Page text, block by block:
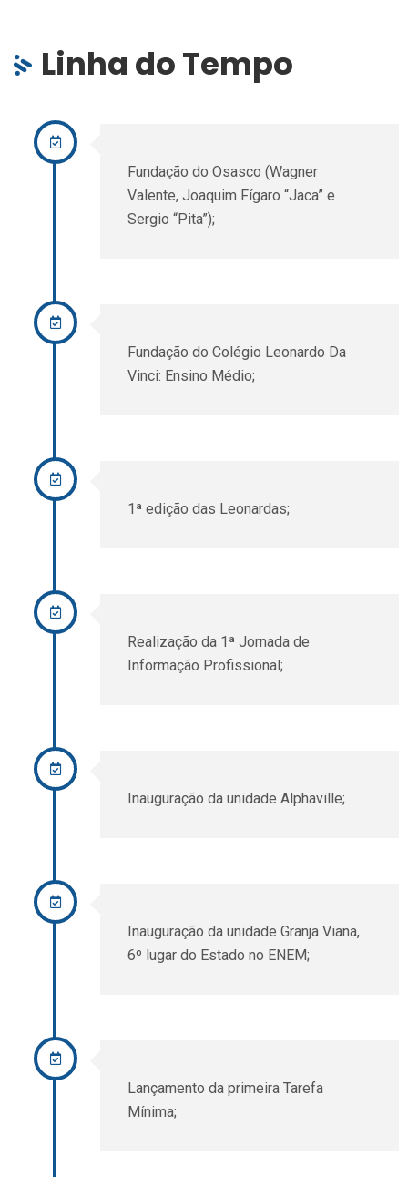
Linha do Tempo
Fundação do Osasco (Wagner
Valente, Joaquim Fígaro “Jaca” e
Sergio “Pita”);
Fundação do Colégio Leonardo Da
Vinci: Ensino Médio;
1ª edição das Leonardas;
Realização da 1ª Jornada de
Informação Profissional;
Inauguração da unidade Alphaville;
Inauguração da unidade Granja Viana,
6º lugar do Estado no ENEM;
Lançamento da primeira Tarefa
Mínima;